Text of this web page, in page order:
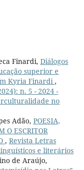
Finardi, Diálogos
superior e
Kyria Finardi ,
n. 5 - 2024 -
no
Adão, POESIA,
O ESCRITOR
, Revista Letras
e literários
de Araújo,